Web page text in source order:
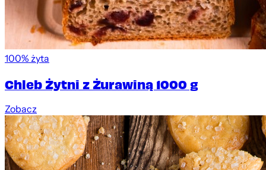
100% żyta
Chleb Żytni z Żurawiną 1000 g
Zobacz